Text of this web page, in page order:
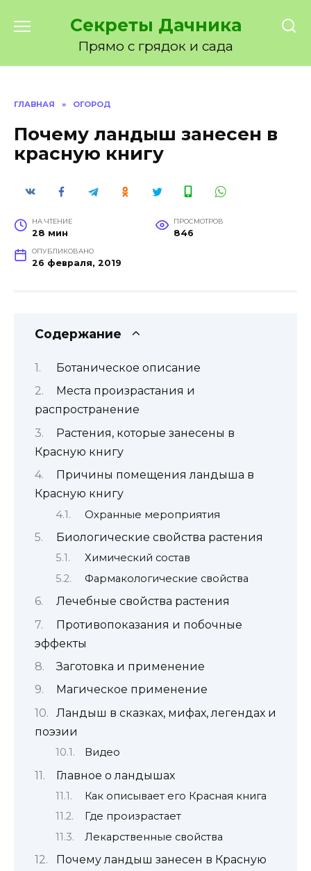
Секреты Дачника
Прямо с грядок и сада
ГЛАВНАЯ » ОГОРОД
Почему ландыш занесен в
красную книгу
НА ЧТЕНИЕ
28 мин
ПРОСМОТРОВ
846
ОПУБЛИКОВАНО
26 февраля, 2019
Содержание
Ботаническое описание
Места произрастания и
распространение
Растения, которые занесены в
Красную книгу
Причины помещения ландыша в
Красную книгу
Охранные мероприятия
Биологические свойства растения
Химический состав
Фармакологические свойства
Лечебные свойства растения
Противопоказания и побочные
эффекты
Заготовка и применение
Магическое применение
Ландыш в сказках, мифах, легендах и
поэзии
Видео
Главное о ландышах
Как описывает его Красная книга
Где произрастает
Лекарственные свойства
Почему ландыш занесен в Красную